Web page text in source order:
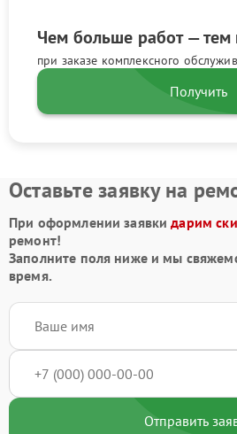
Чем больше работ —
при заказе комплексного
Получить
Оставьте заявку на
При оформлении заявкидарим
ремонт!
Заполните поля ниже и мы
время.
Отправить